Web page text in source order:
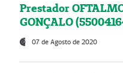
Prestador
GONÇALO
07 de Agosto de 2020